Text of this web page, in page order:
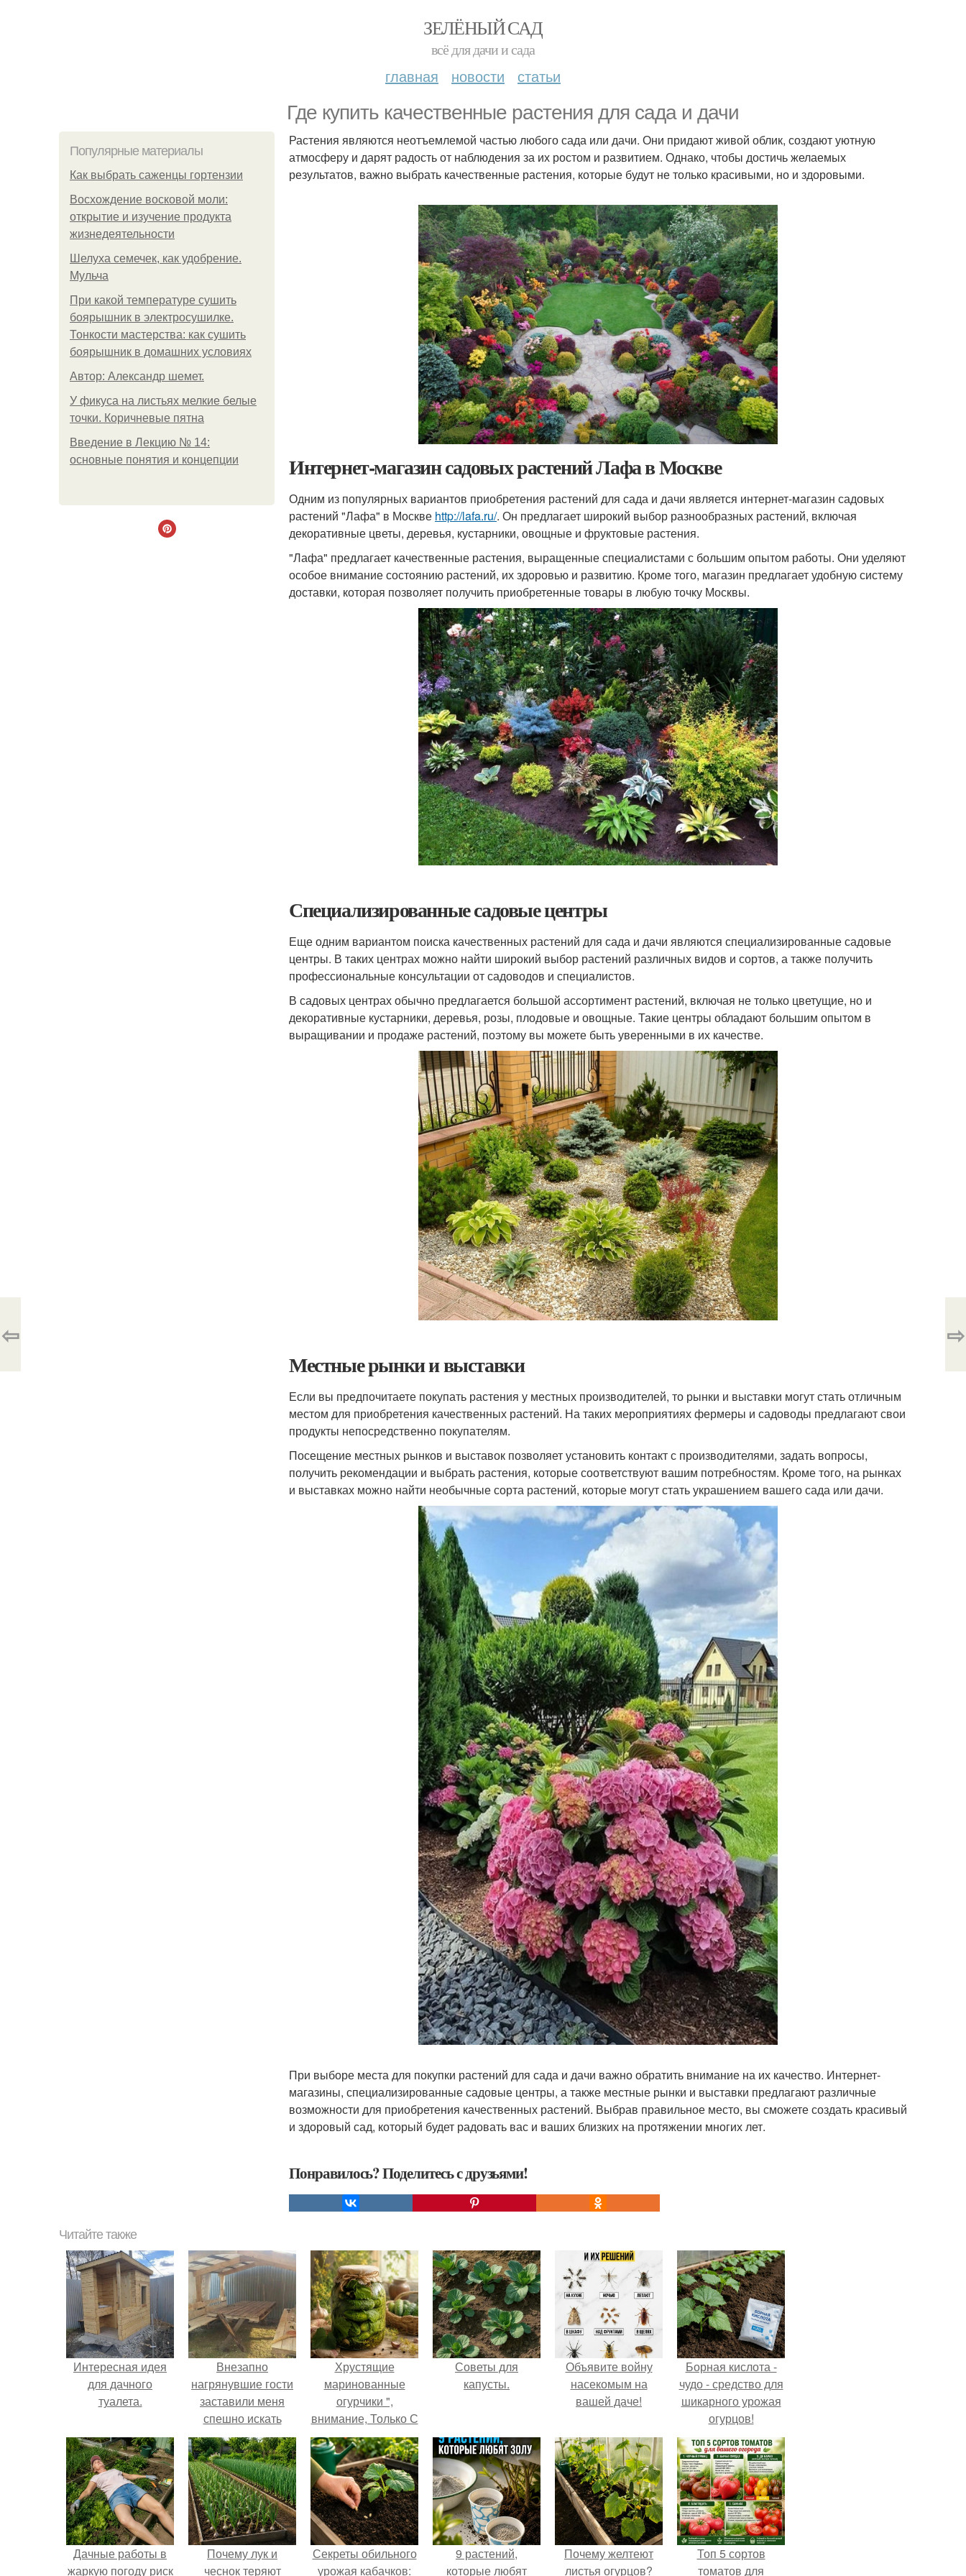
ЗЕЛЁНЫЙ САД
всё для дачи и сада
главная новости статьи
Где купить качественные растения для сада и дачи
Популярные материалы
Как выбрать саженцы гортензии
Восхождение восковой моли:
открытие и изучение продукта
жизнедеятельности
Шелуха семечек, как удобрение.
Мульча
При какой температуре сушить
боярышник в электросушилке.
Тонкости мастерства: как сушить
боярышник в домашних условиях
Автор: Александр шемет.
У фикуса на листьях мелкие белые
точки. Коричневые пятна
Введение в Лекцию № 14:
основные понятия и концепции
Растения являются неотъемлемой частью любого сада или дачи. Они придают живой облик, создают уютную
атмосферу и дарят радость от наблюдения за их ростом и развитием. Однако, чтобы достичь желаемых
результатов, важно выбрать качественные растения, которые будут не только красивыми, но и здоровыми.
Интернет-магазин садовых растений Лафа в Москве
Одним из популярных вариантов приобретения растений для сада и дачи является интернет-магазин садовых
растений "Лафа" в Москве http://lafa.ru/. Он предлагает широкий выбор разнообразных растений, включая
декоративные цветы, деревья, кустарники, овощные и фруктовые растения.
"Лафа" предлагает качественные растения, выращенные специалистами с большим опытом работы. Они уделяют
особое внимание состоянию растений, их здоровью и развитию. Кроме того, магазин предлагает удобную систему
доставки, которая позволяет получить приобретенные товары в любую точку Москвы.
Специализированные садовые центры
Еще одним вариантом поиска качественных растений для сада и дачи являются специализированные садовые
центры. В таких центрах можно найти широкий выбор растений различных видов и сортов, а также получить
профессиональные консультации от садоводов и специалистов.
В садовых центрах обычно предлагается большой ассортимент растений, включая не только цветущие, но и
декоративные кустарники, деревья, розы, плодовые и овощные. Такие центры обладают большим опытом в
выращивании и продаже растений, поэтому вы можете быть уверенными в их качестве.
Местные рынки и выставки
Если вы предпочитаете покупать растения у местных производителей, то рынки и выставки могут стать отличным
местом для приобретения качественных растений. На таких мероприятиях фермеры и садоводы предлагают свои
продукты непосредственно покупателям.
Посещение местных рынков и выставок позволяет установить контакт с производителями, задать вопросы,
получить рекомендации и выбрать растения, которые соответствуют вашим потребностям. Кроме того, на рынках
и выставках можно найти необычные сорта растений, которые могут стать украшением вашего сада или дачи.
При выборе места для покупки растений для сада и дачи важно обратить внимание на их качество. Интернет-
магазины, специализированные садовые центры, а также местные рынки и выставки предлагают различные
возможности для приобретения качественных растений. Выбрав правильное место, вы сможете создать красивый
и здоровый сад, который будет радовать вас и ваших близких на протяжении многих лет.
Понравилось? Поделитесь с друзьями!
⇦ ⇨
Читайте также
Интересная идея
для дачного
туалета.
Внезапно
нагрянувшие гости
заставили меня
спешно искать
решение, так как на
обстоятельный
ремонт времени
катастрофически не
хватало.
Хрустящие
маринованные
огурчики ",
внимание, Только С
Грядки".
Советы для
капусты.
Объявите войну
насекомым на
вашей даче!
Борная кислота -
чудо - средство для
шикарного урожая
огурцов!
Дачные работы в
жаркую погоду риск
Почему лук и
чеснок теряют
Секреты обильного
урожая кабачков:
9 растений,
которые любят
Почему желтеют
листья огурцов?
Топ 5 сортов
томатов для